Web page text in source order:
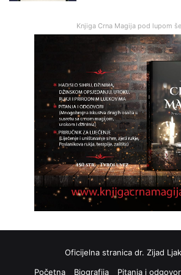
Knjiga Crna Magija pod lupom
Oficijelna stranica dr. Zijad
Početna
Biografija Pitanja i